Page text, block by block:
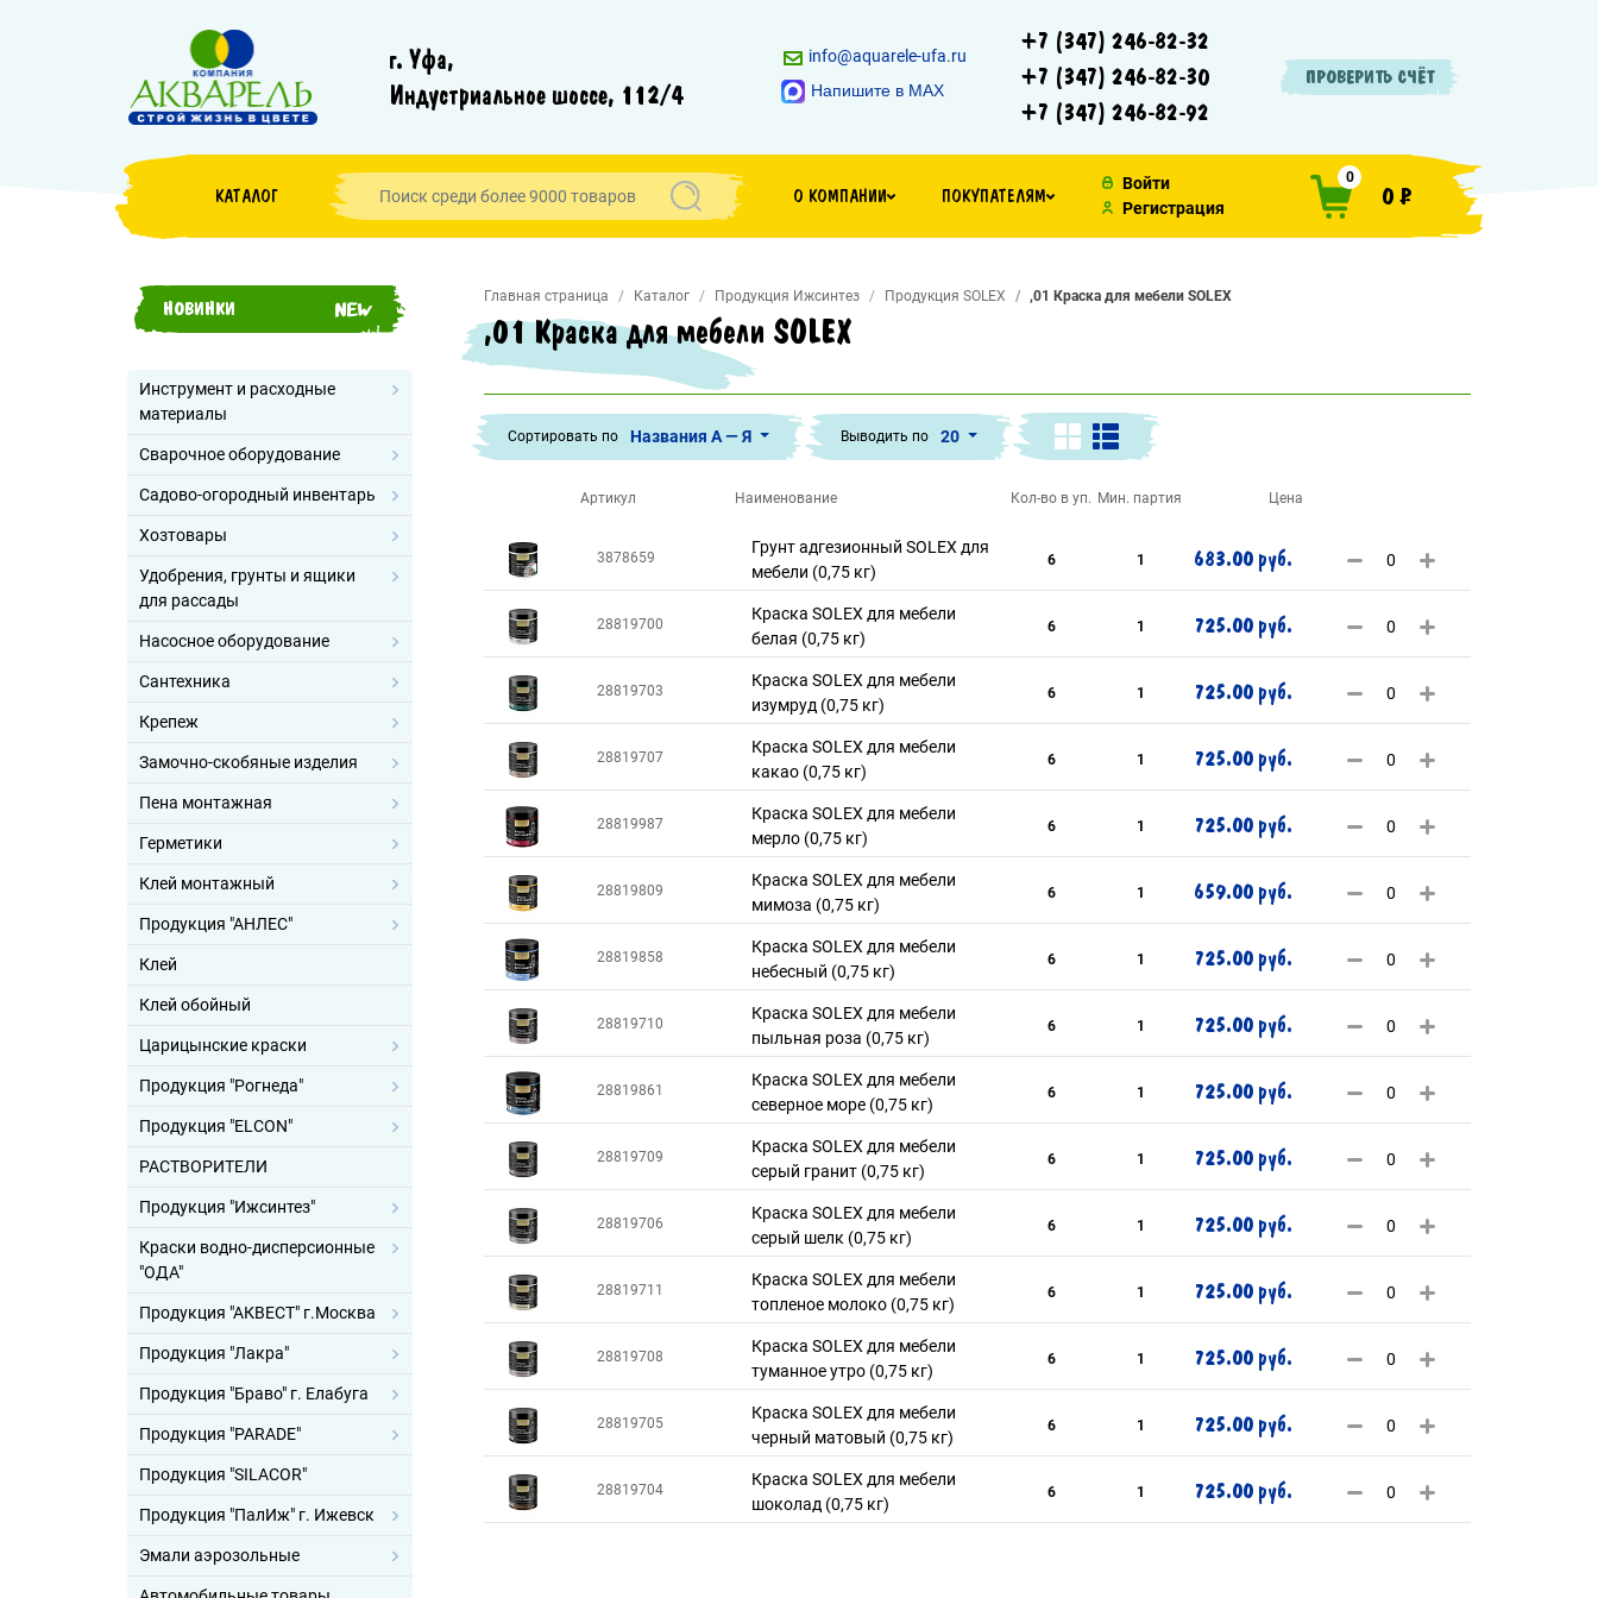
г. Уфа,
Индустриальное шоссе, 112/4
info@aquarele-ufa.ru
Напишите в MAX
+7 (347) 246-82-32
+7 (347) 246-82-30
+7 (347) 246-82-92
ПРОВЕРИТЬ СЧЁТ
КАТАЛОГ О КОМПАНИИ ПОКУПАТЕЛЯМ
Войти
Регистрация
0
0 ₽
НОВИНКИ
Инструмент и расходные
материалы
Сварочное оборудование
Садово-огородный инвентарь
Хозтовары
Удобрения, грунты и ящики
для рассады
Насосное оборудование
Сантехника
Крепеж
Замочно-скобяные изделия
Пена монтажная
Герметики
Клей монтажный
Продукция "АНЛЕС"
Клей
Клей обойный
Царицынские краски
Продукция "Рогнеда"
Продукция "ELCON"
РАСТВОРИТЕЛИ
Продукция "Ижсинтез"
Краски водно-дисперсионные
"ОДА"
Продукция "АКВЕСТ" г.Москва
Продукция "Лакра"
Продукция "Браво" г. Елабуга
Продукция "PARADE"
Продукция "SILACOR"
Продукция "ПалИж" г. Ижевск
Эмали аэрозольные
Главная страница Каталог Продукция Ижсинтез Продукция SOLEX ,01 Краска для мебели SOLEX
,01 Краска для мебели SOLEX
Cортировать по Названия А — Я Выводить по 20
Артикул Наименование Кол-во в уп. Мин. партия Цена
3878659
Грунт адгезионный SOLEX для
мебели (0,75 кг)
6 1 683.00 руб.
28819700
Краска SOLEX для мебели
белая (0,75 кг)
6 1 725.00 руб.
28819703
Краска SOLEX для мебели
изумруд (0,75 кг)
6 1 725.00 руб.
28819707
Краска SOLEX для мебели
какао (0,75 кг)
6 1 725.00 руб.
28819987
Краска SOLEX для мебели
мерло (0,75 кг)
6 1 725.00 руб.
28819809
Краска SOLEX для мебели
мимоза (0,75 кг)
6 1 659.00 руб.
28819858
Краска SOLEX для мебели
небесный (0,75 кг)
6 1 725.00 руб.
28819710
Краска SOLEX для мебели
пыльная роза (0,75 кг)
6 1 725.00 руб.
28819861
Краска SOLEX для мебели
северное море (0,75 кг)
6 1 725.00 руб.
28819709
Краска SOLEX для мебели
серый гранит (0,75 кг)
6 1 725.00 руб.
28819706
Краска SOLEX для мебели
серый шелк (0,75 кг)
6 1 725.00 руб.
28819711
Краска SOLEX для мебели
топленое молоко (0,75 кг)
6 1 725.00 руб.
28819708
Краска SOLEX для мебели
туманное утро (0,75 кг)
6 1 725.00 руб.
28819705
Краска SOLEX для мебели
черный матовый (0,75 кг)
6 1 725.00 руб.
28819704
Краска SOLEX для мебели
шоколад (0,75 кг)
6 1 725.00 руб.